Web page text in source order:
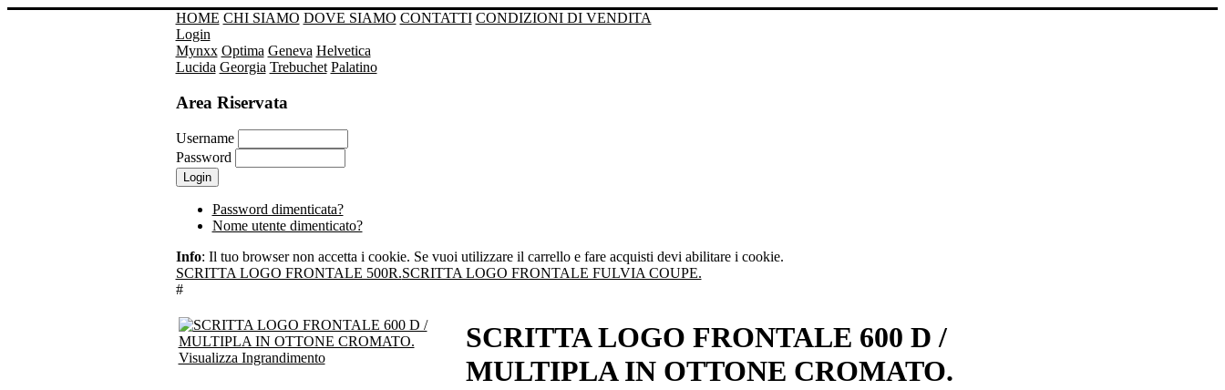
HOME CHI SIAMO DOVE SIAMO CONTATTI CONDIZIONI DI VENDITA
Login
Mynxx Optima Geneva Helvetica
Lucida Georgia Trebuchet Palatino
Area Riservata
Username
Password
Password dimenticata?
Nome utente dimenticato?
Info: Il tuo browser non accetta i cookie. Se vuoi utilizzare il carrello e fare acquisti devi abilitare i cookie.
SCRITTA LOGO FRONTALE 500R.SCRITTA LOGO FRONTALE FULVIA COUPE.
#
Visualizza Ingrandimento
SCRITTA LOGO FRONTALE 600 D /
MULTIPLA IN OTTONE CROMATO.